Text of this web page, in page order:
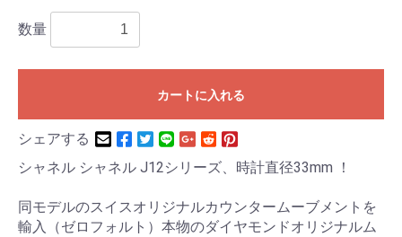
数量
カートに入れる
シェアする
シャネル シャネル J12シリーズ、時計直径33mm ！
同モデルのスイスオリジナルカウンタームーブメントを
輸入（ゼロフォルト）本物のダイヤモンドオリジナルム